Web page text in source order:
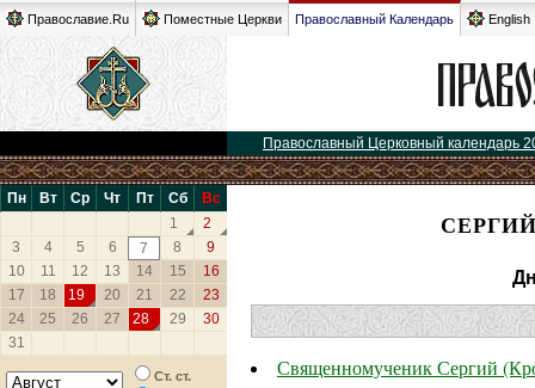
Православие.Ru Поместные Церкви Православный Календарь English
Православный Церковный календарь
Пн Вт Ср Чт Пт Сб
Вс
1
2
3
4 5 6 7 8
9
10
11 12 13 14 15
16
17
18 19 20 21 22
23
24
25 26 27 28 29
30
31
Ст. ст.
Священномученик Сергий